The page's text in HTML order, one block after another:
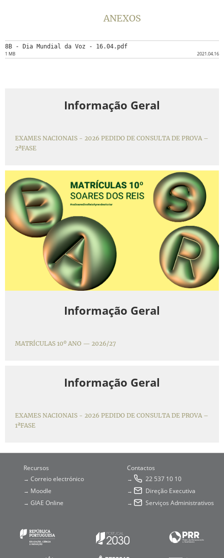
ANEXOS
8B - Dia Mundial da Voz - 16.04.pdf
1 MB 2021.04.16
Informação Geral
EXAMES NACIONAIS - 2026 PEDIDO DE CONSULTA DE PROVA –
2ªFASE
Informação Geral
MATRÍCULAS 10º ANO — 2026/27
Informação Geral
EXAMES NACIONAIS - 2026 PEDIDO DE CONSULTA DE PROVA –
1ªFASE
Recursos
→ Correio electrónico
→ Moodle
→ GIAE Online
Contactos
→ 22 537 10 10
→ Direção Executiva
→ Serviços Administrativos